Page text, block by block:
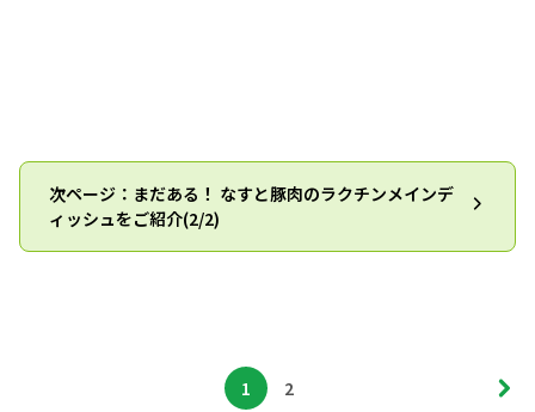
次ページ：まだある！ なすと豚肉のラクチンメインデ
ィッシュをご紹介(2/2)
1 2